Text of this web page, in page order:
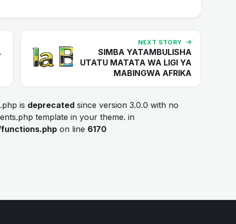
NEXT STORY
SIMBA YATAMBULISHA
UTATU MATATA WA LIGI YA
MABINGWA AFRIKA
is deprecated since version 3.0.0 with no
template in your theme. in
on line 6170